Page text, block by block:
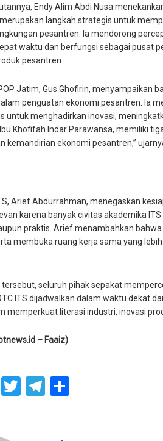
Endy Alim Abdi Nusa
langkah strategis untuk
pesantren. Ia mendorong
waktu dan berfungsi sebagai pusat
pesantren.
Jatim, Gus Ghofirin, menyampaikan
penguatan ekonomi pesantren. Ia
untuk menghadirkan inovasi,
Khofifah Indar Parawansa, memiliki
kemandirian ekonomi pesantren,”
Arief Abdurrahman, menegaskan
karena banyak civitas akademika
praktis. Arief menambahkan
membuka ruang kerja sama yang
seluruh pihak sepakat
ITS dijadwalkan dalam waktu dekat
memperkuat literasi industri, inovasi
– Faaiz)
Facebook
TwitterTelegram